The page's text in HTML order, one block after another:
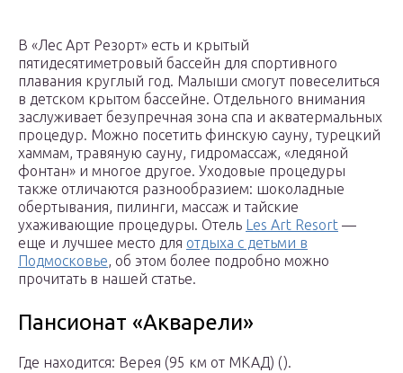
В «Лес Арт Резорт» есть и крытый
пятидесятиметровый бассейн для спортивного
плавания круглый год. Малыши смогут повеселиться
в детском крытом бассейне. Отдельного внимания
заслуживает безупречная зона спа и акватермальных
процедур. Можно посетить финскую сауну, турецкий
хаммам, травяную сауну, гидромассаж, «ледяной
фонтан» и многое другое. Уходовые процедуры
также отличаются разнообразием: шоколадные
обертывания, пилинги, массаж и тайские
ухаживающие процедуры. Отель Les Art Resort —
еще и лучшее место для отдыха с детьми в
Подмосковье, об этом более подробно можно
прочитать в нашей статье.
Пансионат «Акварели»
Где находится: Верея (95 км от МКАД) ().